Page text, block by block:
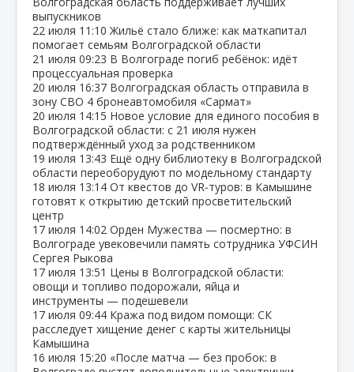
выпускников
22 июля 11:10 Жильё стало ближе: как маткапитал
помогает семьям Волгоградской области
21 июля 09:23 В Волгограде погиб ребёнок: идёт
процессуальная проверка
20 июля 16:37 Волгоградская область отправила в
зону СВО 4 бронеавтомобиля «Сармат»
20 июля 14:15 Новое условие для единого пособия в
Волгоградской области: с 21 июля нужен
подтверждённый уход за родственником
19 июля 13:43 Ещё одну библиотеку в Волгоградской
области переоборудуют по модельному стандарту
18 июля 13:14 От квестов до VR‑туров: в Камышине
готовят к открытию детский просветительский
центр
17 июля 14:02 Орден Мужества — посмертно: в
Волгограде увековечили память сотрудника УФСИН
Сергея Рыкова
17 июля 13:51 Цены в Волгоградской области:
овощи и топливо подорожали, яйца и
инструменты — подешевели
17 июля 09:44 Кража под видом помощи: СК
расследует хищение денег с карты жительницы
Камышина
16 июля 15:20 «После матча — без пробок: в